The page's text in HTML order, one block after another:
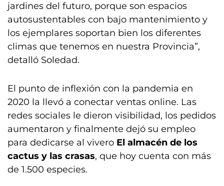
jardines del futuro, porque son espacios
autosustentables con bajo mantenimiento y
los ejemplares soportan bien los diferentes
climas que tenemos en nuestra Provincia”,
detalló Soledad.
El punto de inflexión con la pandemia en
2020 la llevó a conectar ventas online. Las
redes sociales le dieron visibilidad, los pedidos
aumentaron y finalmente dejó su empleo
para dedicarse al vivero El almacén de los
cactus y las crasas, que hoy cuenta con más
de 1.500 especies.